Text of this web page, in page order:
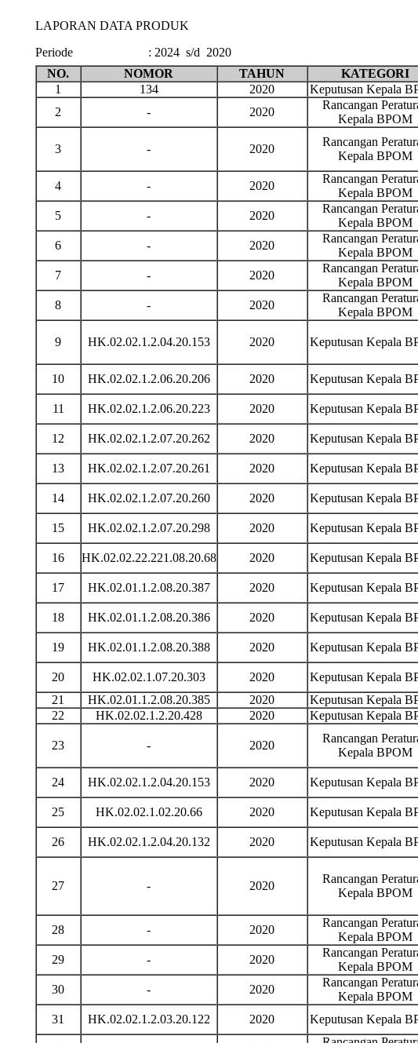
LAPORAN DATA PRODUK
Periode
: 2024 s/d 2020
NO.
NOMOR TAHUN KATEGORI
1
134 2020 Keputusan Kepala
2
- 2020
Rancangan
Kepala BPOM
3 - 2020
Rancangan
Kepala BPOM
4
- 2020
Rancangan
Kepala BPOM
5 - 2020
Rancangan
Kepala BPOM
6 - 2020
Rancangan
Kepala BPOM
7 - 2020
Rancangan
Kepala BPOM
8
- 2020
Rancangan
Kepala BPOM
9 HK.02.02.1.2.04.20.153 2020 Keputusan Kepala
10 HK.02.02.1.2.06.20.206 2020 Keputusan Kepala
11 HK.02.02.1.2.06.20.223 2020 Keputusan Kepala
12 HK.02.02.1.2.07.20.262 2020 Keputusan Kepala
13 HK.02.02.1.2.07.20.261 2020 Keputusan Kepala
14 HK.02.02.1.2.07.20.260 2020 Keputusan Kepala
15 HK.02.02.1.2.07.20.298 2020 Keputusan Kepala
16 HK.02.02.22.221.08.20.68 2020 Keputusan Kepala
17 HK.02.01.1.2.08.20.387 2020 Keputusan Kepala
18 HK.02.01.1.2.08.20.386 2020 Keputusan Kepala
19 HK.02.01.1.2.08.20.388 2020 Keputusan Kepala
20 HK.02.02.1.07.20.303 2020 Keputusan Kepala
21
HK.02.01.1.2.08.20.385 2020 Keputusan Kepala
22
HK.02.02.1.2.20.428 2020 Keputusan Kepala
23 - 2020
Rancangan
Kepala BPOM
24
HK.02.02.1.2.04.20.153 2020 Keputusan Kepala
25
HK.02.02.1.02.20.66 2020 Keputusan Kepala
26
HK.02.02.1.2.04.20.132 2020 Keputusan Kepala
27 - 2020
Rancangan
Kepala BPOM
28
- 2020
Rancangan
Kepala BPOM
29 - 2020
Rancangan
Kepala BPOM
30 - 2020
Rancangan
Kepala BPOM
31 HK.02.02.1.2.03.20.122 2020 Keputusan Kepala